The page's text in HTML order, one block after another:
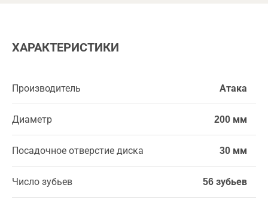
ХАРАКТЕРИСТИКИ
Производитель Атака
Диаметр 200 мм
Посадочное отверстие диска 30 мм
Число зубьев 56 зубьев